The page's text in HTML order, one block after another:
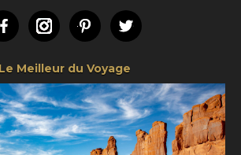
FacebookInstagramPinterestTwitter
Le Meilleur du Voyage